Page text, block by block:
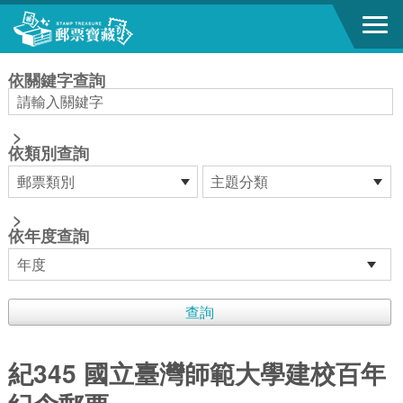
跳到主要內容區塊
依關鍵字查詢
>
依類別查詢
>
依年度查詢
紀345 國立臺灣師範大學建校百年